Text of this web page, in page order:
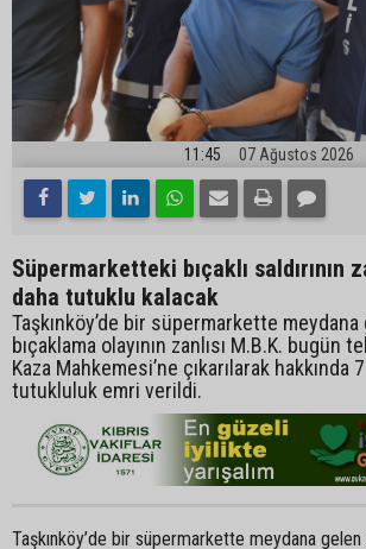
11:45 07 Ağustos 2026
Süpermarketteki bıçaklı saldırının
daha tutuklu kalacak
Taşkınköy’de bir süpermarkette meydana
bıçaklama olayının zanlısı M.B.K. bugün
Kaza Mahkemesi’ne çıkarılarak hakkında
tutukluluk emri verildi.
Taşkınköy’de bir süpermarkette meydana gelen